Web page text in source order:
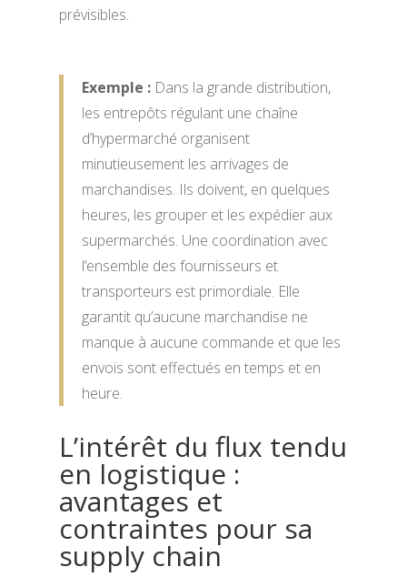
prévisibles.
Exemple :Dans la grande distribution,
les entrepôts régulant une chaîne
d’hypermarché organisent
minutieusement les arrivages de
marchandises. Ils doivent, en quelques
heures, les grouper et les expédier aux
supermarchés. Une coordination avec
l’ensemble des fournisseurs et
transporteurs est primordiale. Elle
garantit qu’aucune marchandise ne
manque à aucune commande et que les
envois sont effectués en temps et en
heure.
L’intérêt du flux tendu
en logistique :
avantages et
contraintes pour sa
supply chain